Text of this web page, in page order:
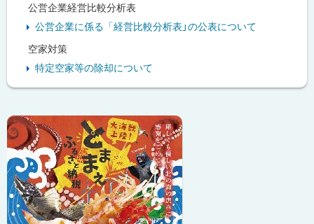
公営企業経営比較分析表
公営企業に係る「経営比較分析表」の公表について
空家対策
特定空家等の除却について
ッ
ク
ア
ッ
プ